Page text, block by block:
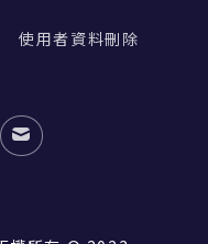
使用者資料刪除